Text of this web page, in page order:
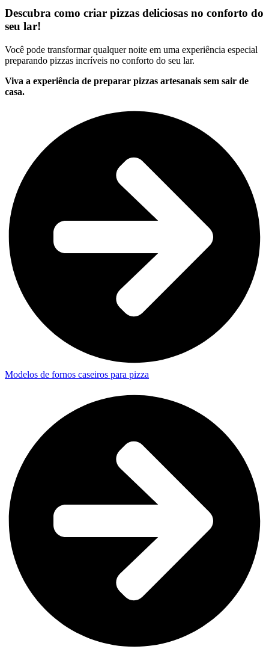
Descubra como criar pizzas deliciosas no conforto do
seu lar!
Você pode transformar qualquer noite em uma experiência especial
preparando pizzas incríveis no conforto do seu lar.
Viva a experiência de preparar pizzas artesanais sem sair de
casa.
Modelos de fornos caseiros para pizza